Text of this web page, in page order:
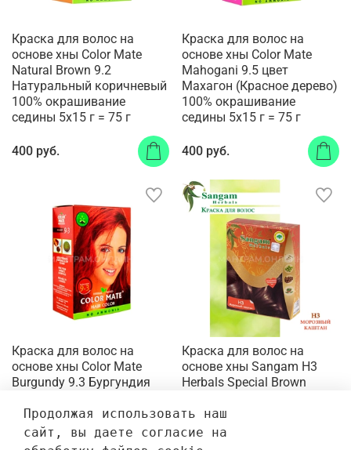
Краска для волос на
основе хны Color Mate
Natural Brown 9.2
Натуральный коричневый
100% окрашивание
седины 5x15 г = 75 г
400 руб.
Краска для волос на
основе хны Color Mate
Mahogani 9.5 цвет
Махагон (Красное дерево)
100% окрашивание
седины 5х15 г = 75 г
400 руб.
Краска для волос на
основе хны Color Mate
Burgundy 9.3 Бургундия
седины 5х15 г = 75 г
400 руб.
Краска для волос на
основе хны Sangam H3
Herbals Special Brown
6х10=60 г
450 руб.
Продолжая использовать наш
сайт, вы даете согласие на